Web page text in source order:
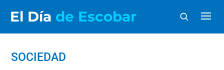
El Día de Escobar
SOCIEDAD